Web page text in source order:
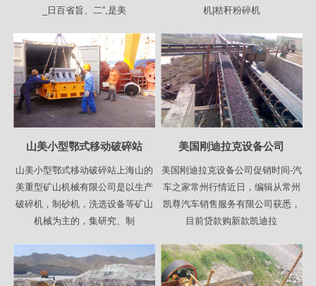
_日百省旨、二“,是美
机|秸秆粉碎机
山美小型鄂式移动破碎站
山美小型鄂式移动破碎站上海山的
美重型矿山机械有限公司是以生产
破碎机，制砂机，洗选设备等矿山
机械为主的，集研究、制
美国刚迪拉克设备公司
美国刚迪拉克设备公司促销时间-汽
车之家常州行情近日，编辑从常州
凯尊汽车销售服务有限公司获悉，
目前贷款购新款凯迪拉